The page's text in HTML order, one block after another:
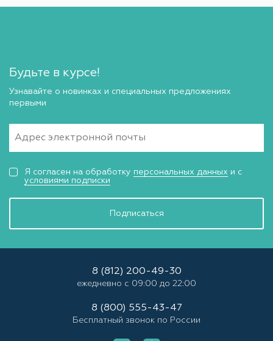
Будьте в курсе!
Узнавайте о новинках и специальных предложениях
первыми
Подписаться
Я согласен на обработку персональных данных и с
условиями подписки
8 (812) 200-49-30
ежедневно с 09:00 до 22:00
8 (800) 555-43-47
Бесплатный звонок по России